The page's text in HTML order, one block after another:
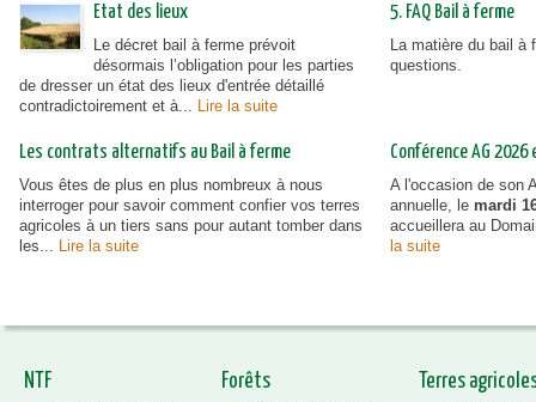
Etat des lieux
Le décret bail à ferme prévoit
désormais l’obligation pour les parties
de dresser un état des lieux d'entrée détaillé
contradictoirement et à... Lire la suite
5. FAQ Bail à ferme
La matière du bail à
questions.
Les contrats alternatifs au Bail à ferme
Vous êtes de plus en plus nombreux à nous
interroger pour savoir comment confier vos terres
agricoles à un tiers sans pour autant tomber dans
les... Lire la suite
Conférence AG
A l'occasion de son
annuelle, le mardi
accueillera au
la suite
NTF Forêts Terres